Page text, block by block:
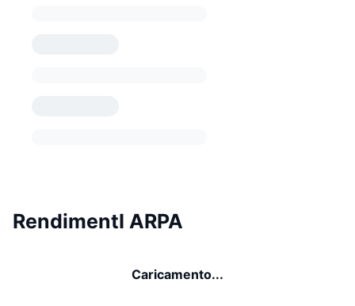
RendimentI ARPA
Caricamento...